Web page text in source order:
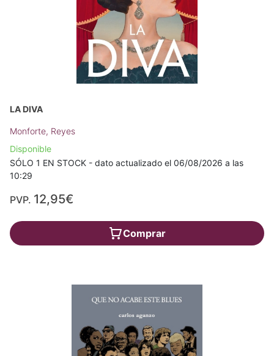
LA DIVA
Monforte, Reyes
Disponible
SÓLO 1 EN STOCK - dato actualizado el 06/08/2026 a las
10:29
PVP. 12,95€
Comprar